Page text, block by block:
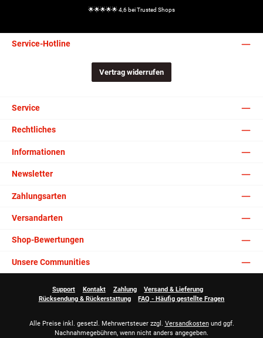
🌟🌟🌟🌟🌟 4,6 bei Trusted Shops
Service-Hotline
Vertrag widerrufen
Service
Rechtliches
Informationen
Newsletter
Zahlungsarten
Versandarten
Shop-Bewertungen
Unsere Communities
Support Kontakt Zahlung
Versand & Lieferung
Rücksendung & Rückerstattung
FAQ - Häufig gestellte Fragen
Alle Preise inkl. gesetzl. Mehrwertsteuer zzgl. Versandkostenund ggf.
Nachnahmegebühren, wenn nicht anders angegeben.